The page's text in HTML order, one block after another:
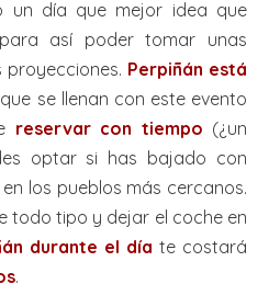
un día que mejor idea que
así poder tomar unas
proyecciones. Perpiñán está
se llenan con este evento
reservar con tiempo (¿un
optar si has bajado con
los pueblos más cercanos.
todo tipo y dejar el coche en
durante el día te costará
.